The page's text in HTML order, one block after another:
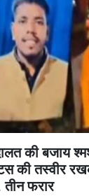
की बजाय
की तस्वीर
फरार